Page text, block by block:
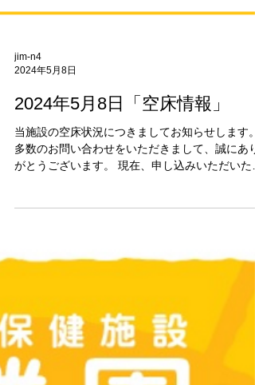
当施設の空床状況につきましてお知らせします。
多数のお問い合わせをいただきまして、誠にあり
がとうございます。 現在、申し込みいただいた
用者様の調整に一定の期間をいただく 必要があ
ますので、空床案内を０件として一時的に締め切